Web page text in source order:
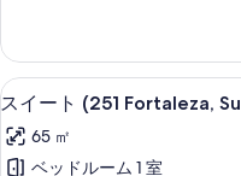
べ
て
の
写
(251
Fortaleza,
Suite
の
詳
ス
イ
ー
10
スイート (251 Fortaleza,
65 ㎡
ベッドルーム 1 室